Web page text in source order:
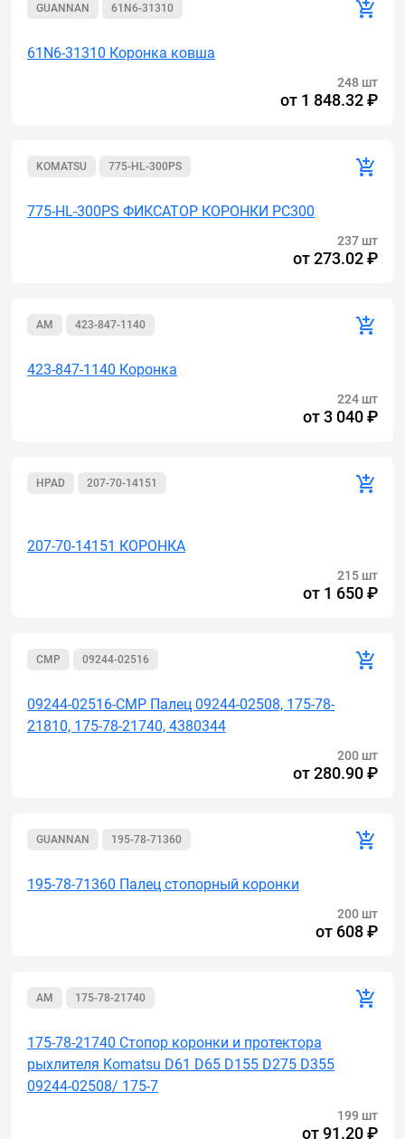
GUANNAN 61N6-31310
61N6-31310 Коронка ковша
248 шт
от 1 848.32 ₽
KOMATSU 775-HL-300PS
775-HL-300PS ФИКСАТОР КОРОНКИ РС300
237 шт
от273.02 ₽
AM 423-847-1140
423-847-1140 Коронка
224 шт
от3 040 ₽
HPAD 207-70-14151
207-70-14151 КОРОНКА
215 шт
от 1 650 ₽
CMР 09244-02516
09244-02516-CMP Палец 09244-02508, 175-78-
21810, 175-78-21740, 4380344
200 шт
от280.90 ₽
GUANNAN 195-78-71360
195-78-71360 Палец стопорный коронки
200 шт
от 608 ₽
AM 175-78-21740
175-78-21740 Стопор коронки и протектора
рыхлителя Komatsu D61 D65 D155 D275 D355
09244-02508/ 175-7
199 шт
от91.20 ₽